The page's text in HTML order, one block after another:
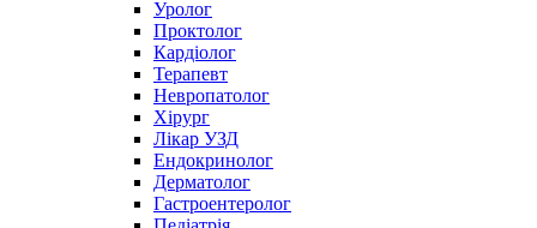
Уролог
Проктолог
Кардіолог
Терапевт
Невропатолог
Хірург
Лікар УЗД
Ендокринолог
Дерматолог
Гастроентеролог